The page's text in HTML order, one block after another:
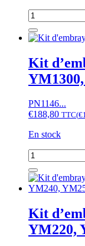
quantité
de
Kit
Yanmar
F5,
F6,
F7,
F14,...,
YM1301,
YM1502,
YM1510,...
Kit
PN1146...
€188,80 TTC(€
En stock
quantité
de
Kit
d'embrayage
YM1100,
YM1300,
YM1401
Kit
YM220,